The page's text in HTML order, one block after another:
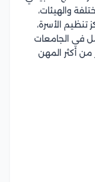
والهيئات،
تنظيم الأسرة،
في الجامعات
من أكثر المهن